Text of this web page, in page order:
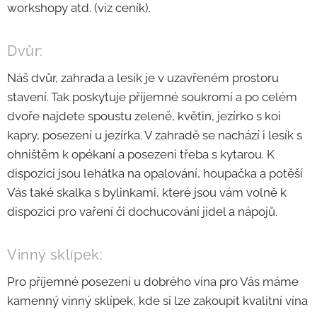
workshopy atd. (viz ceník).
Dvůr:
Náš dvůr, zahrada a lesík je v uzavřeném prostoru
stavení. Tak poskytuje příjemné soukromí a po celém
dvoře najdete spoustu zeleně, květin, jezírko s koi
kapry, posezení u jezírka. V zahradě se nachází i lesík s
ohništěm k opékaní a posezeni třeba s kytarou. K
dispozici jsou lehátka na opalování, houpačka a potěší
Vás také skalka s bylinkami, které jsou vám volně k
dispozici pro vaření či dochucování jídel a nápojů.
Vinný sklípek:
Pro příjemné posezení u dobrého vína pro Vás máme
kamenný vinný sklípek, kde si lze zakoupit kvalitní vína